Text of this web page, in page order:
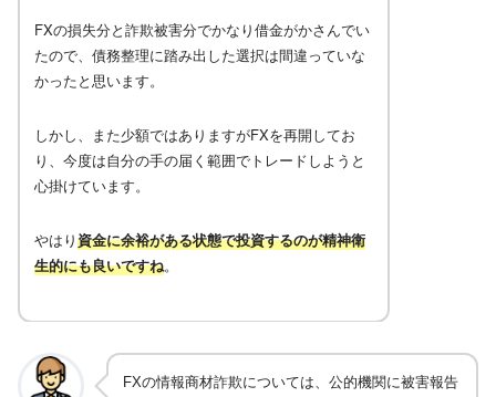
FXの損失分と詐欺被害分でかなり借金がかさんでい
たので、債務整理に踏み出した選択は間違っていな
かったと思います。
しかし、また少額ではありますがFXを再開してお
り、今度は自分の手の届く範囲でトレードしようと
心掛けています。
やはり資金に余裕がある状態で投資するのが精神衛
生的にも良いですね。
FXの情報商材詐欺については、公的機関に被害報告